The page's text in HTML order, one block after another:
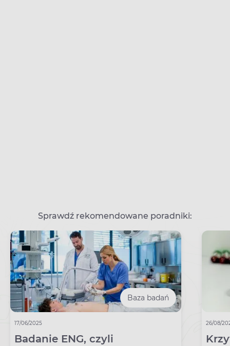
Sprawdź rekomendowane poradniki:
Baza badań
17/06/2025
Badanie ENG, czyli
26/08/